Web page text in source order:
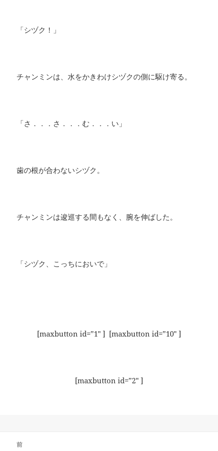
「シヅク！」
チャンミンは、水をかきわけシヅクの側に駆け寄る。
「さ．．．さ．．．む．．．い」
歯の根が合わないシヅク。
チャンミンは逡巡する間もなく、腕を伸ばした。
「シヅク、こっちにおいで」
[maxbutton id=”1″ ] [maxbutton id=”10″ ]
[maxbutton id=”2″ ]
前